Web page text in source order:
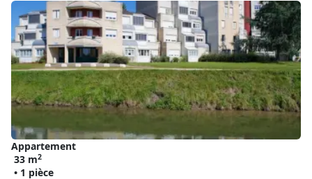
Appartement
33 m2
• 1 pièce